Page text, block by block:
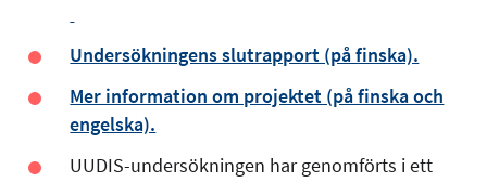
Undersökningens slutrapport (på finska).
Mer information om projektet (på finska och
engelska).
UUDIS-undersökningen har genomförts i ett